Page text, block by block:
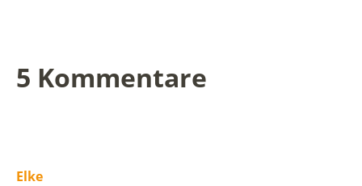
5 Kommentare
Elke